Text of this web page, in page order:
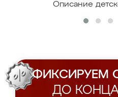
Описание
ФИКСИРУЕМ
ДО КОНЦА